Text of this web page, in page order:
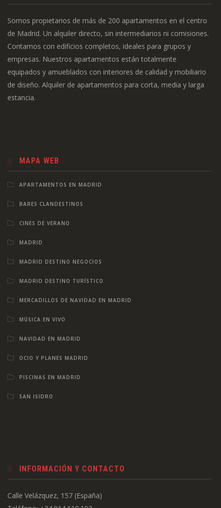
Somos propietarios de más de 200 apartamentos en el centro
de Madrid. Un alquiler directo, sin intermediarios ni comisiones.
Contamos con edificios completos, ideales para grupos y
empresas. Nuestros apartamentos están totalmente
equipados y amueblados con interiores de calidad y mobiliario
de diseño. Alquiler de apartamentos para corta, media y larga
estancia.
MAPA WEB
APARTAMENTOS EN MADRID
BARES CLANDESTINOS
CINES DE VERANO
MADRID
MADRID DESTINO NEGOCIOS
MADRID DESTINO TURÍSTICO
MERCADILLOS DE NAVIDAD EN MADRID
MÚSICA EN VIVO
NAVIDAD EN MADRID
OCIO Y PLANES MADRID
PISCINAS EN MADRID
SAN ISIDRO
INFORMACIÓN Y CONTACTO
Calle Velázquez, 157 (España)